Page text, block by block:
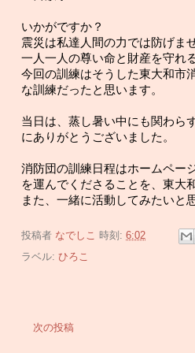
いかがですか？
震災は私達人間の力では防げま
一人一人の尊い命と財産を守れ
今回の訓練はそうした東大和市
な訓練だったと思います。
当日は、蒸し暑い中にも関わら
にありがとうございました。
消防団の訓練日程はホームペー
を運んでくださることを、東大
また、一緒に活動してみたい
投稿者 なでしこ 時刻: 6:02
ラベル: ひろこ
次の投稿